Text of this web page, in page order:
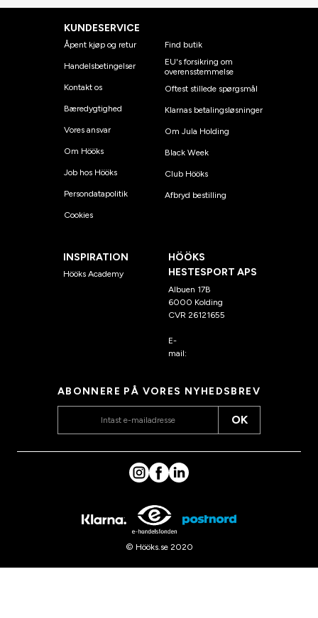
KUNDESERVICE
Åpent kjøp og retur
Handelsbetingelser
Kontakt os
Bæredygtighed
Vores ansvar
Om Hööks
Job hos Hööks
Persondatapolitik
Cookies
Find butik
EU's forsikring om
overensstemmelse
Oftest stillede spørgsmål
Klarnas betalingsløsninger
Om Jula Holding
Black Week
Club Hööks
Afbryd bestilling
INSPIRATION
Hööks Academy
HÖÖKS
HESTESPORT APS
Albuen 17B
6000 Kolding
CVR 26121655
E-
mail:
ABONNERE PÅ VORES NYHEDSBREV
OK
© Hööks.se 2020